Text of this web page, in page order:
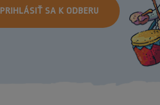
PRIHLÁSIŤ SA K ODBERU